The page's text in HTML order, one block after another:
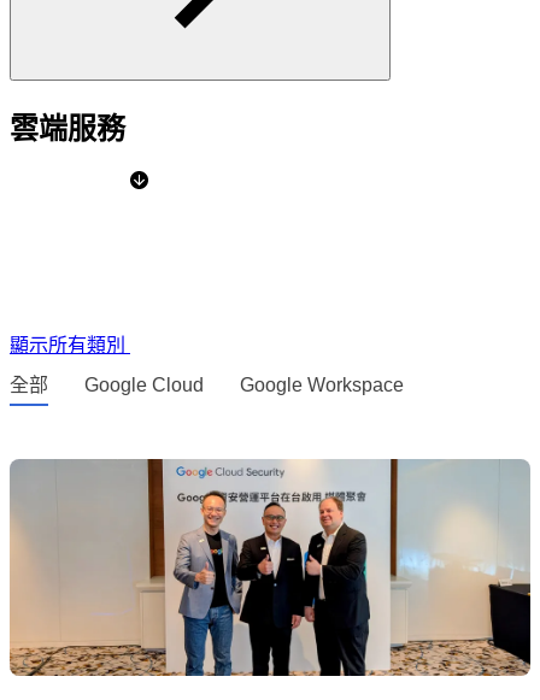
雲端服務
顯示所有類別
全部
Google Cloud Google Workspace